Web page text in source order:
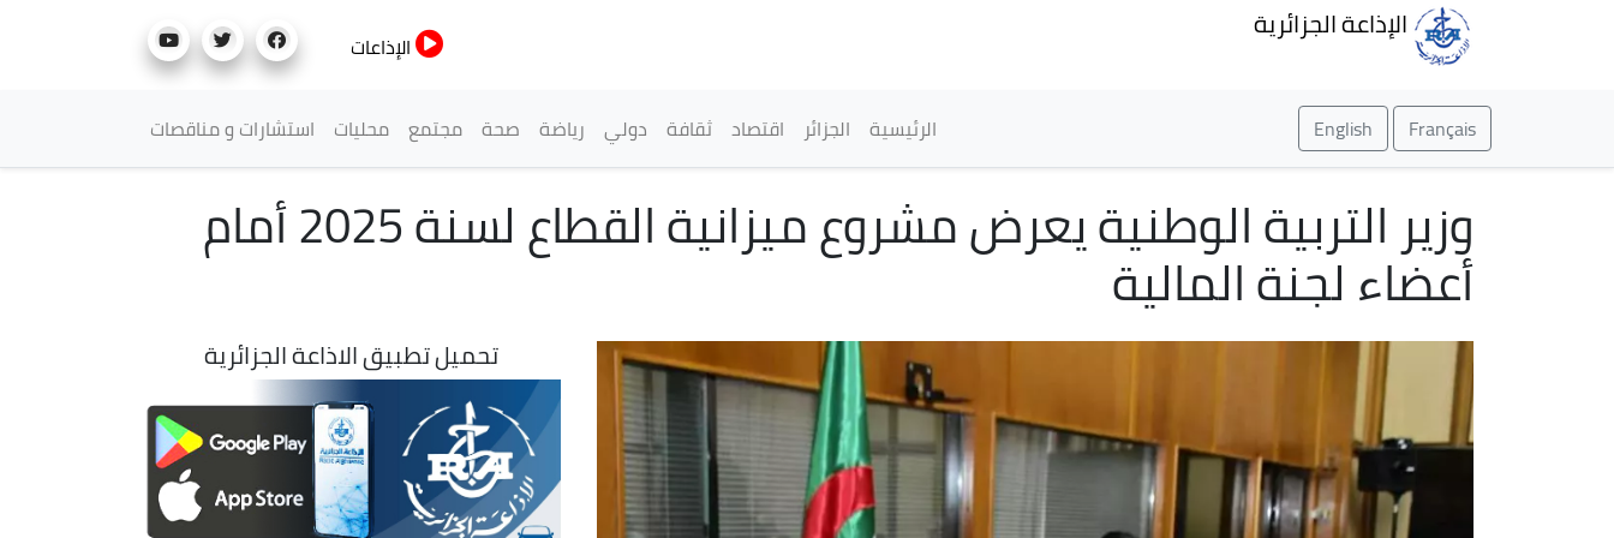
الإذاعة الجزائرية
الإذاعات
Français
English القائمة الرئيسية
الرئيسية الجزائر اقتصاد ثقافة دولي رياضة صحة مجتمع محليات استشارات و مناقصات
وزير التربية الوطنية يعرض مشروع ميزانية القطاع لسنة 2025 أمام
أعضاء لجنة المالية
تحميل تطبيق الاذاعة الجزائرية